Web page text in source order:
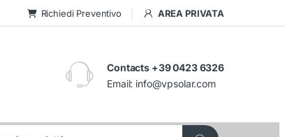
Richiedi Preventivo AREA PRIVATA
Contacts +39 0423 6326
Email: info@vpsolar.com